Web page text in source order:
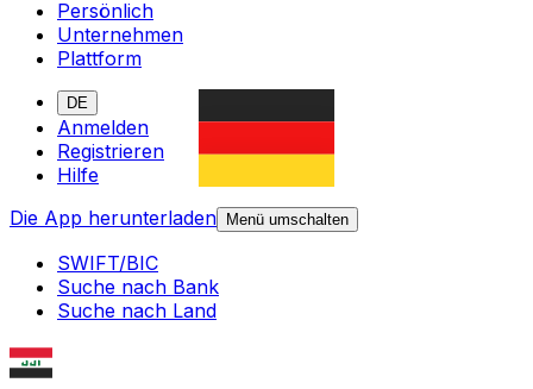
Persönlich
Unternehmen
Plattform
DE
Anmelden
Registrieren
Hilfe
Die App herunterladen
Menü umschalten
SWIFT/BIC
Suche nach Bank
Suche nach Land